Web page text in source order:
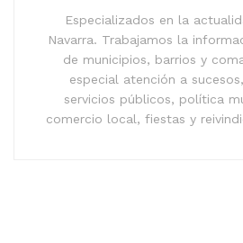
Especializados en la
Navarra. Trabajamos la
de municipios, barrios y
especial atención a
servicios públicos, política
comercio local, fiestas y